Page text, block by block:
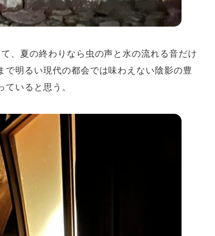
、夏の終わりなら虫の声と水の流れる音だけ
明るい現代の都会では味わえない陰影の豊
いると思う。